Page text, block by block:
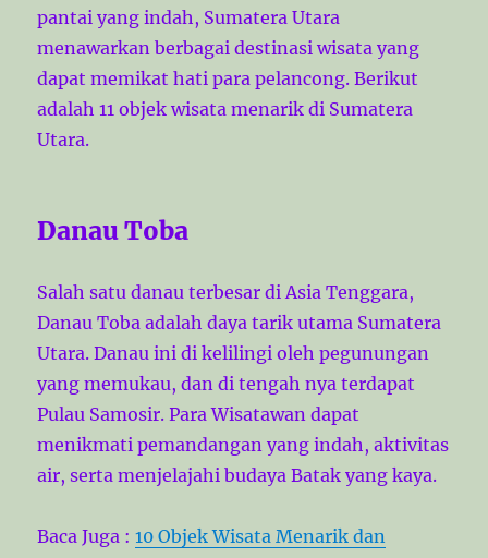
pantai yang indah, Sumatera Utara
menawarkan berbagai destinasi wisata yang
dapat memikat hati para pelancong. Berikut
adalah 11 objek wisata menarik di Sumatera
Utara.
Danau Toba
Salah satu danau terbesar di Asia Tenggara,
Danau Toba adalah daya tarik utama Sumatera
Utara. Danau ini di kelilingi oleh pegunungan
yang memukau, dan di tengah nya terdapat
Pulau Samosir. Para Wisatawan dapat
menikmati pemandangan yang indah, aktivitas
air, serta menjelajahi budaya Batak yang kaya.
Baca Juga :10 Objek Wisata Menarik dan